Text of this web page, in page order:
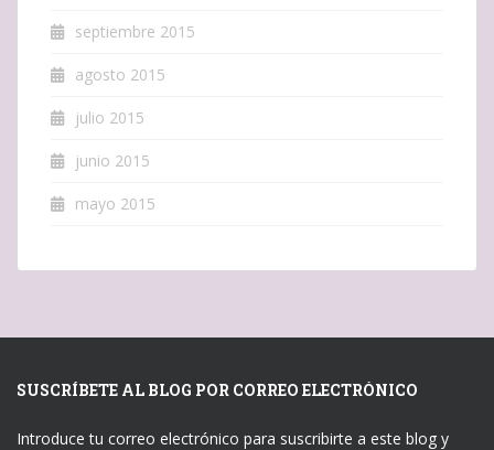
septiembre 2015
agosto 2015
julio 2015
junio 2015
mayo 2015
SUSCRÍBETE AL BLOG POR CORREO ELECTRÓNICO
Introduce tu correo electrónico para suscribirte a este blog y